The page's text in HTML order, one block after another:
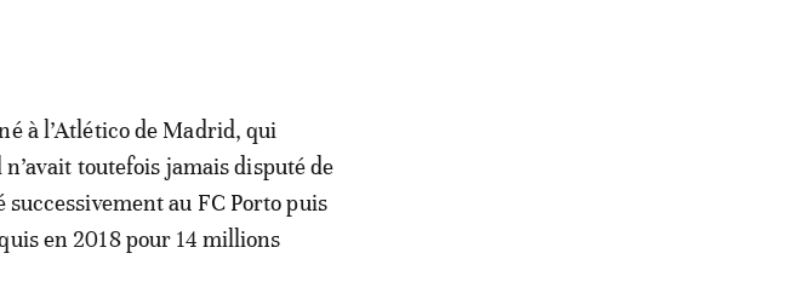
à l’Atlético de Madrid, qui
toutefois jamais disputé de
au FC Porto puis
en 2018 pour 14 millions